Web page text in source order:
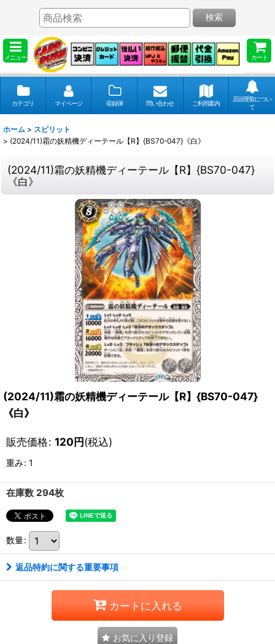
メニュー カート
検索
カテゴリ マイページ 収録弾 問い合わせ ご利用案内
店頭受取につい
て
ホーム > スピリット
> (2024/11)霜の妖精機ディーテール【R】{BS70-047}《白》
(2024/11)霜の妖精機ディーテール【R】{BS70-047}
《白》
(2024/11)霜の妖精機ディーテール【R】{BS70-047}
《白》
販売価格: 120円(税込)
重み: 1
在庫数 294枚
数量:
返品特約に関する重要事項
カートに入れる
お気に入り登録